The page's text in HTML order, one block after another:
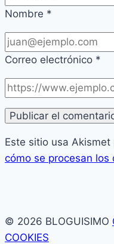
Nombre *
Correo electrónico *
Este sitio usa
cómo se procesan
© 2026 BLOGUISIMO
COOKIES